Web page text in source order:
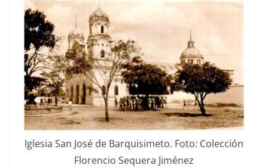
Igle­sia San José de Bar­quisime­to. Foto: Colec­ción
Flo­ren­cio Sequera Jiménez